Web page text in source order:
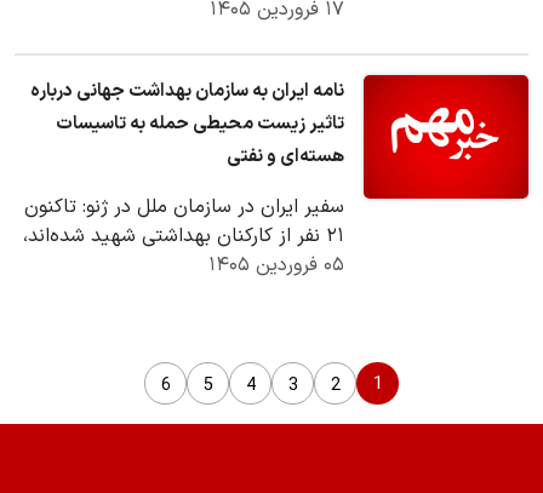
۱۷ فروردین ۱۴۰۵
نامه‌ ایران به سازمان بهداشت جهانی درباره
تاثیر زیست محیطی حمله به تاسیسات
هسته‌ای و نفتی
سفیر ایران در سازمان ملل در ژنو: تاکنون
۲۱ نفر از کارکنان بهداشتی شهید شده‌اند،
۷ بیمارستان دیگر عملیاتی نیستند، ۴۹…
۰۵ فروردین ۱۴۰۵
1
2
3
4
5
6